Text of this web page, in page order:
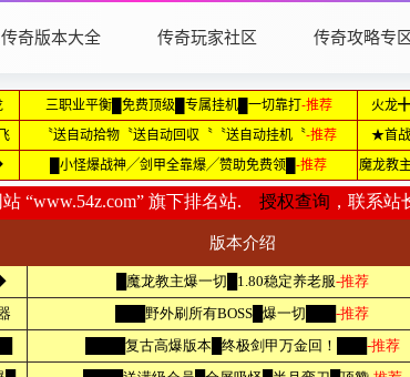
传奇版本大全 传奇玩家社区 传奇攻略专